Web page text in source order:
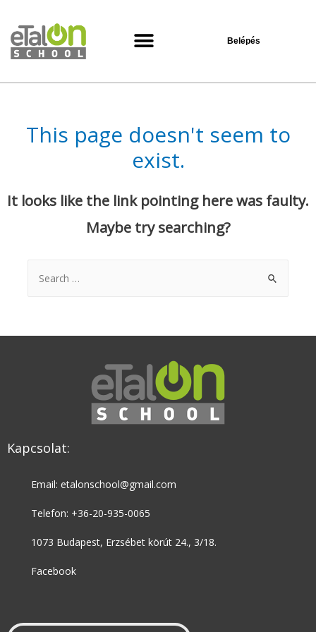
Belépés
This page doesn't seem to
exist.
It looks like the link pointing here was faulty.
Maybe try searching?
Kapcsolat:
Email: etalonschool@gmail.com
Telefon: +36-20-935-0065
1073 Budapest, Erzsébet körút 24., 3/18.
Facebook